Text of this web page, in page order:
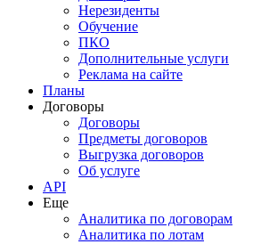
Нерезиденты
Обучение
ПКО
Дополнительные услуги
Реклама на сайте
Планы
Договоры
Договоры
Предметы договоров
Выгрузка договоров
Об услуге
API
Еще
Аналитика по договорам
Аналитика по лотам